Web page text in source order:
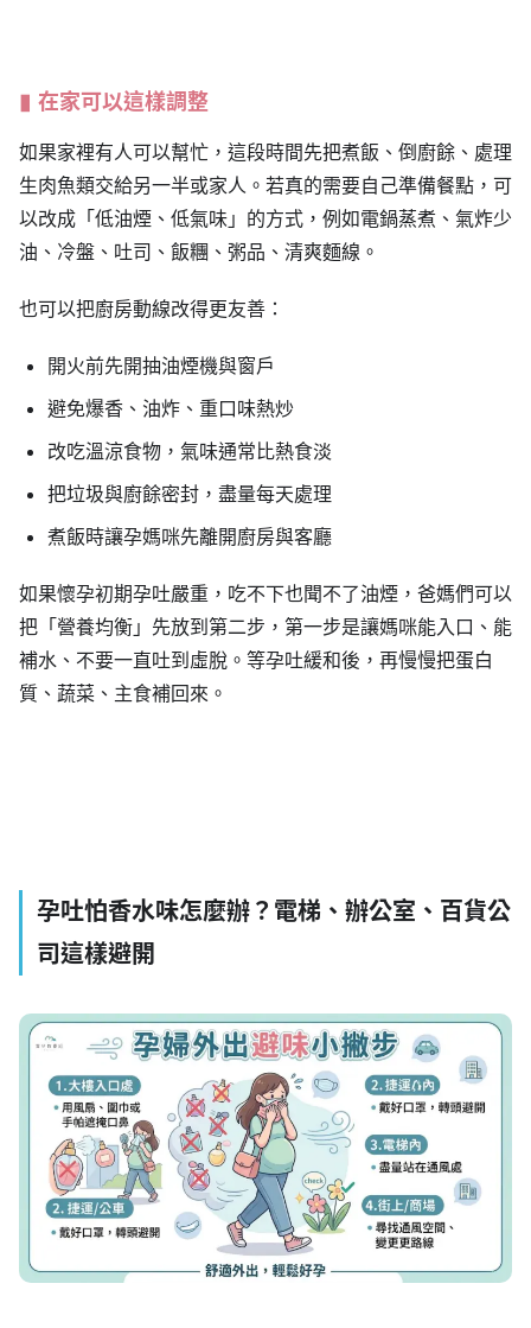
在家可以這樣調整
如果家裡有人可以幫忙，這段時間先把煮飯、倒廚餘、處理
生肉魚類交給另一半或家人。若真的需要自己準備餐點，可
以改成「低油煙、低氣味」的方式，例如電鍋蒸煮、氣炸少
油、冷盤、吐司、飯糰、粥品、清爽麵線。
也可以把廚房動線改得更友善：
開火前先開抽油煙機與窗戶
避免爆香、油炸、重口味熱炒
改吃溫涼食物，氣味通常比熱食淡
把垃圾與廚餘密封，盡量每天處理
煮飯時讓孕媽咪先離開廚房與客廳
如果懷孕初期孕吐嚴重，吃不下也聞不了油煙，爸媽們可以
把「營養均衡」先放到第二步，第一步是讓媽咪能入口、能
補水、不要一直吐到虛脫。等孕吐緩和後，再慢慢把蛋白
質、蔬菜、主食補回來。
孕吐怕香水味怎麼辦？電梯、辦公室、百貨公
司這樣避開